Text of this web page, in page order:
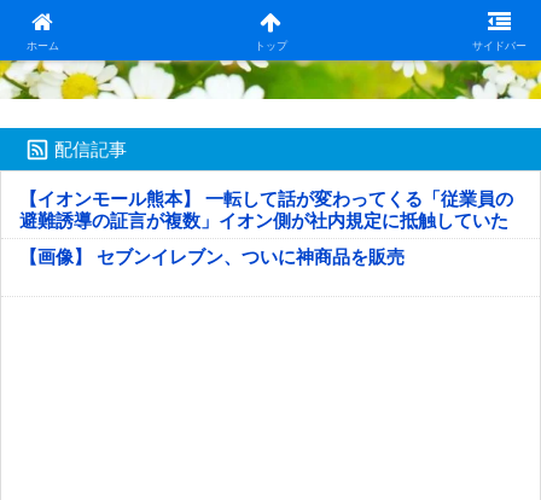
ホーム トップ サイドバー
日本第一！ニュース録
配信記事
【イオンモール熊本】 一転して話が変わってくる「従業員の
避難誘導の証言が複数」イオン側が社内規定に抵触していた
疑い
【画像】 セブンイレブン、ついに神商品を販売